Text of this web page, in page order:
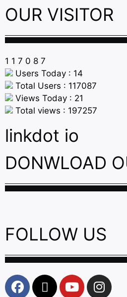
OUR VISITOR
1 1 7 0 8 7
Users Today : 14
Total Users : 117087
Views Today : 21
Total views : 197257
linkdot io
DONWLOAD
FOLLOW US